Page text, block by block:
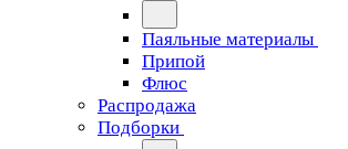
Паяльные материалы
Припой
Флюс
Распродажа
Подборки